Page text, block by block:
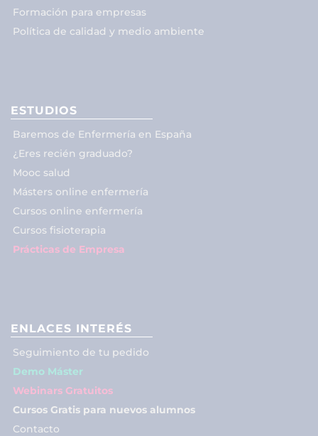
Formación para empresas
Política de calidad y medio ambiente
ESTUDIOS
Baremos de Enfermería en España
¿Eres recién graduado?
Mooc salud
Másters online enfermería
Cursos online enfermería
Cursos fisioterapia
Prácticas de Empresa
ENLACES INTERÉS
Seguimiento de tu pedido
Demo Máster
Webinars Gratuitos
Cursos Gratis para nuevos alumnos
Contacto